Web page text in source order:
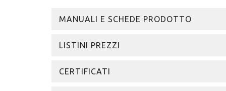
MANUALI E SCHEDE PRODOTTO
LISTINI PREZZI
CERTIFICATI